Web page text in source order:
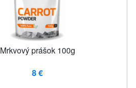
Mrkvový prášok 100g
8 €